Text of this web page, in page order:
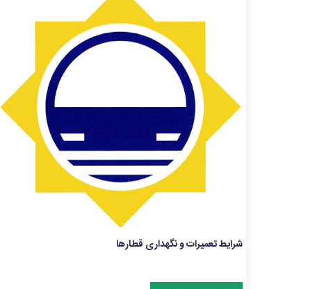
شرایط تعمیرات و نگهداری قطارها